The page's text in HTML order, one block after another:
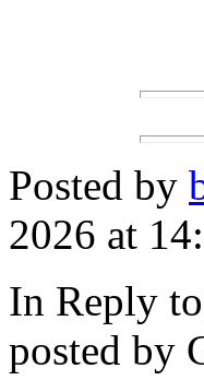
Posted by
2026 at
In Reply
posted by